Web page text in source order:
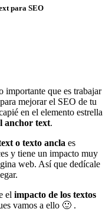
para SEO
importante que es trabajar
mejorar el SEO de tu
en el elemento estrella
anchor text.
o texto ancla es
y tiene un impacto muy
web. Así que dedícale
el impacto de los textos
vamos a ello 🙂 .